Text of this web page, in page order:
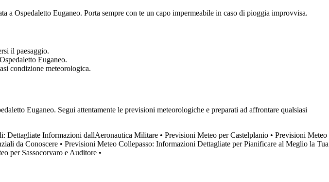
Ospedaletto Euganeo. Porta sempre con te un capo impermeabile in caso di pioggia improvvisa.
il paesaggio.
Euganeo.
condizione meteorologica.
Euganeo. Segui attentamente le previsioni meteorologiche e preparati ad affrontare qualsiasi
Dettagliate Informazioni dallAeronautica Militare • Previsioni Meteo per Castelplanio • Previsioni Meteo
da Conoscere • Previsioni Meteo Collepasso: Informazioni Dettagliate per Pianificare al Meglio la Tua
per Sassocorvaro e Auditore •